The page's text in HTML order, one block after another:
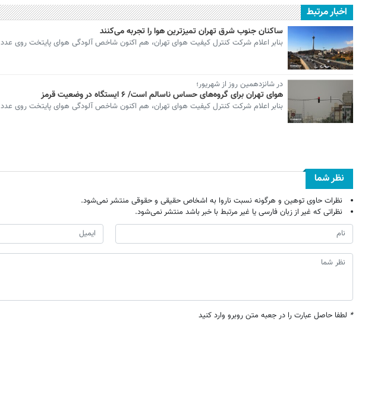
اخبار مرتبط
ساکنان جنوب شرق تهران تمیزترین هوا را تجربه می‌کنند
بنابر اعلام شرکت کنترل کیفیت هوای تهران، هم اکنون شاخص آلودگی هوای پایتخت روی عدد ۸۶ قرار دارد…
در شانزدهمین روز از شهریور؛
هوای تهران برای گروه‌های حساس ناسالم است/ ۶ ایستگاه در وضعیت قرمز
بنابر اعلام شرکت کنترل کیفیت هوای تهران، هم اکنون شاخص آلودگی هوای پایتخت روی عدد ۱۰۷ قرار…
نظر شما
نظرات حاوی توهین و هرگونه نسبت ناروا به اشخاص حقیقی و حقوقی منتشر نمی‌شود.
نظراتی که غیر از زبان فارسی یا غیر مرتبط با خبر باشد منتشر نمی‌شود.
* لطفا حاصل عبارت را در جعبه متن روبرو وارد کنید